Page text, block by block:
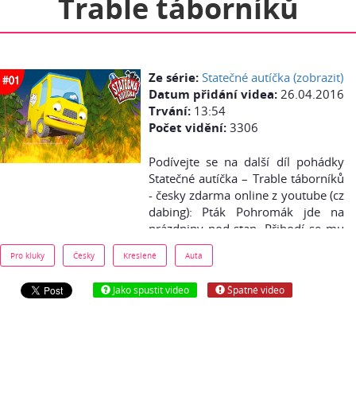
Trable táborníků
Ze série: Statečné autíčka (zobrazit)
Datum přidání videa: 26.04.2016
Trvání: 13:54
Počet vidění: 3306
Podívejte se na další díl pohádky
Statečné autíčka – Trable táborníků
- česky zdarma online z youtube (cz
dabing): Pták Pohromák jde na
prázdniny pod stan. Přihodí se mu
několik nepříjemností.
Pro kluky Česky Kreslené Auta
Jako spustit video Špatné video